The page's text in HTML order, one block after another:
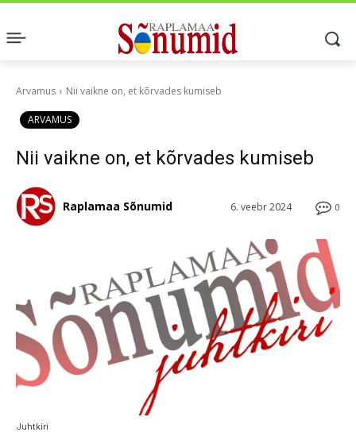
Arvamus Nii vaikne on, et kõrvades kumiseb
ARVAMUS
Nii vaikne on, et kõrvades kumiseb
0
6. veebr 2024
Raplamaa Sõnumid
Juhtkiri